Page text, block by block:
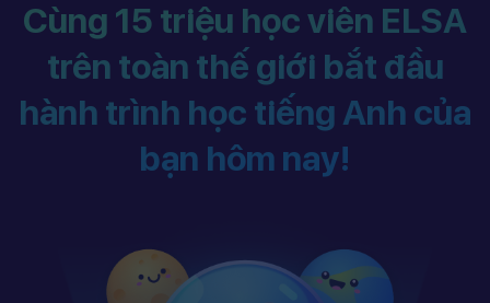
Cùng 15 triệu học viên ELSA
trên toàn thế giới bắt đầu
hành trình học tiếng Anh của
bạn hôm nay!